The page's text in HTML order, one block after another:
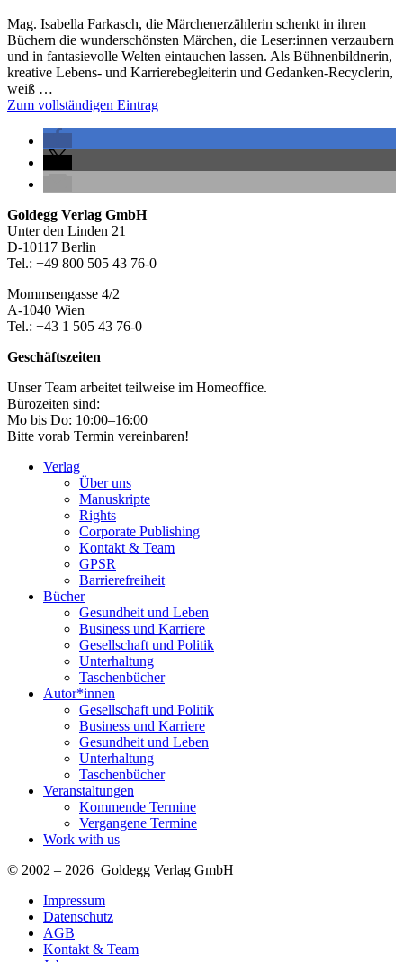
Mag. Isabella Farkasch, die Märchenerzählerin schenkt in ihren
Büchern die wunderschönsten Märchen, die Leser:innen verzaubern
und in fantasievolle Welten eintauchen lassen. Als Bühnenbildnerin,
kreative Lebens- und Karrierebegleiterin und Gedanken-Recyclerin,
weiß …
Zum vollständigen Eintrag
Seitenleiste
Footer-
Section
Goldegg Verlag GmbH
Unter den Linden 21
D-10117 Berlin
Tel.: +49 800 505 43 76-0
Mommsengasse 4/2
A-1040 Wien
Tel.: +43 1 505 43 76-0
Geschäftszeiten
Unser Team arbeitet teilweise im Homeoffice.
Bürozeiten sind:
Mo bis Do: 10:00–16:00
Bitte vorab Termin vereinbaren!
Verlag
Über uns
Manuskripte
Rights
Corporate Publishing
Kontakt & Team
GPSR
Barrierefreiheit
Bücher
Gesundheit und Leben
Business und Karriere
Gesellschaft und Politik
Unterhaltung
Taschenbücher
Autor*innen
Gesellschaft und Politik
Business und Karriere
Gesundheit und Leben
Unterhaltung
Taschenbücher
Veranstaltungen
Kommende Termine
Vergangene Termine
Work with us
© 2002 – 2026 Goldegg Verlag GmbH
Impressum
Datenschutz
AGB
Kontakt & Team